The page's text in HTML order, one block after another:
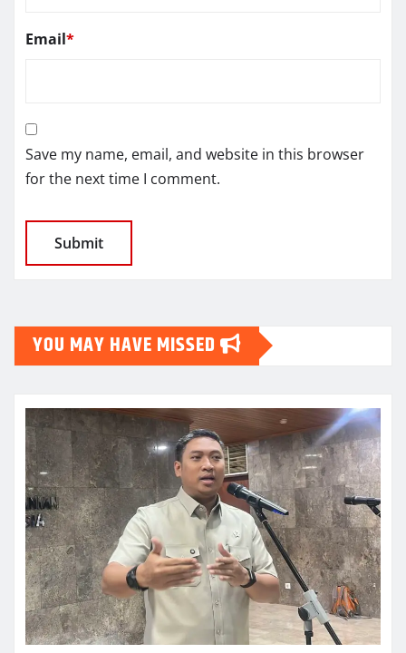
Email*
Save my name, email, and website in this browser
for the next time I comment.
YOU MAY HAVE MISSED